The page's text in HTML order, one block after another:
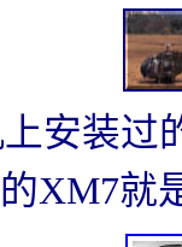
安装过
的XM7就